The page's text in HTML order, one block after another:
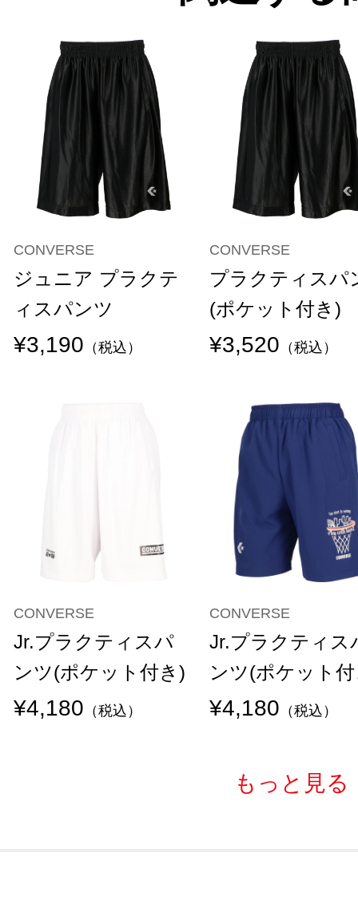
CONVERSE
ジュニア プラクテ
ィスパンツ
¥3,190 （税込）
CONVERSE
プラクティスパ
(ポケット付き)
¥3,520 （税込）
CONVERSE
Jr.プラクティスパ
ンツ(ポケット付き)
¥4,180 （税込）
CONVERSE
Jr.プラクティス
ンツ(ポケット
¥4,180 （税込）
もっと見る